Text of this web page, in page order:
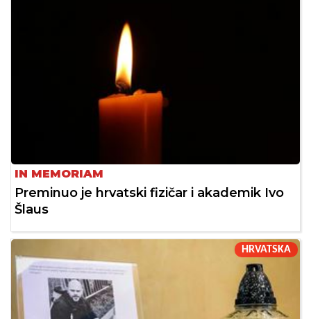
IN MEMORIAM
Preminuo je hrvatski fizičar i akademik Ivo
Šlaus
HRVATSKA